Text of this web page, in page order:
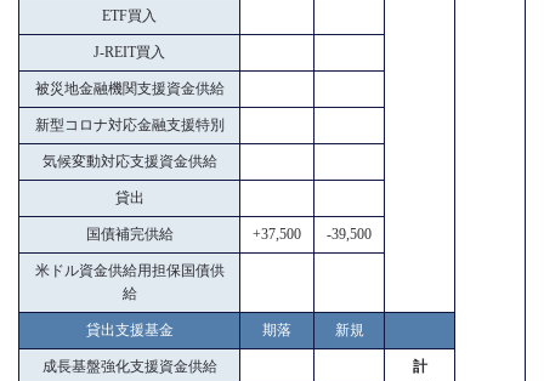
ETF買入
J-REIT買入
被災地金融機関支援資金供給
新型コロナ対応金融支援特別
気候変動対応支援資金供給
貸出
国債補完供給 +37,500 -39,500
米ドル資金供給用担保国債供
給
貸出支援基金 期落 新規
成長基盤強化支援資金供給
計